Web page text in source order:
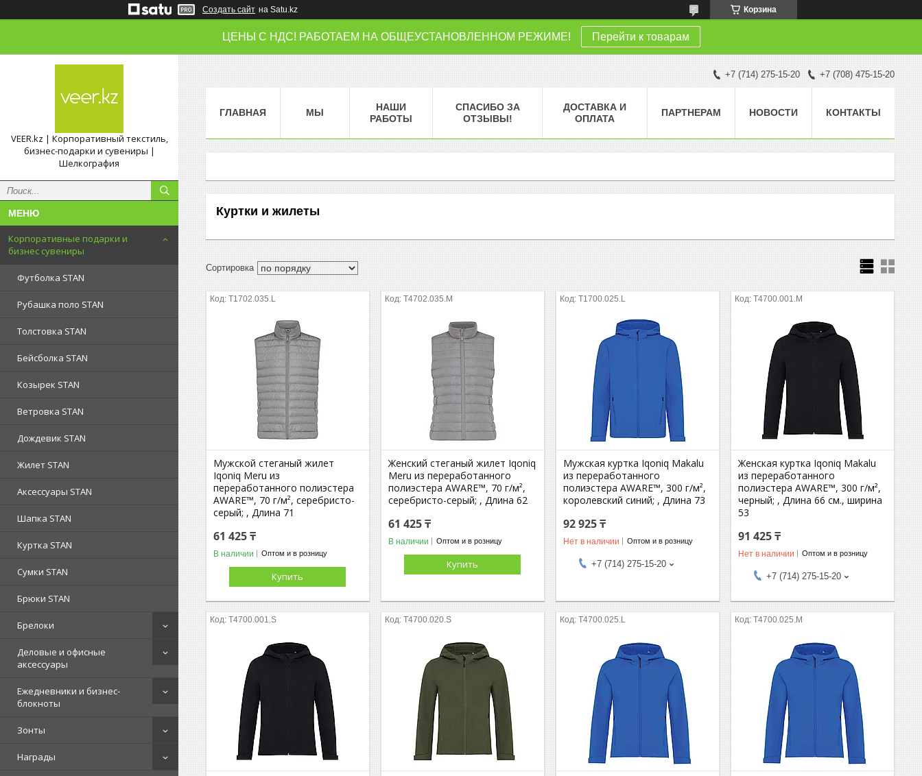
Создать сайт на Satu.kz Корзина
ЦЕНЫ С НДС! РАБОТАЕМ НА ОБЩЕУСТАНОВЛЕННОМ РЕЖИМЕ! Перейти к товарам
VEER.kz | Корпоративный текстиль,
бизнес-подарки и сувениры |
Шелкография
Корпоративные подарки и
бизнес сувениры
Футболка STAN
Рубашка поло STAN
Толстовка STAN
Бейсболка STAN
Козырек STAN
Ветровка STAN
Дождевик STAN
Жилет STAN
Аксессуары STAN
Шапка STAN
Куртка STAN
Сумки STAN
Брюки STAN
Брелоки
Деловые и офисные
аксессуары
Ежедневники и бизнес-
блокноты
Зонты
Награды
+7 (714) 275-15-20 +7 (708) 475-15-20
ГЛАВНАЯ МЫ
НАШИ
РАБОТЫ
СПАСИБО ЗА
ОТЗЫВЫ!
ДОСТАВКА И
ОПЛАТА
ПАРТНЕРАМ НОВОСТИ КОНТАКТЫ
Куртки и жилеты
T1702.035.L
Мужской стеганый жилет
Iqoniq Meru из
переработанного полиэстера
AWARE™, 70 г/м², серебристо-
серый; , Длина 71
61 425 ₸
В наличии Оптом и в розницу
Купить
T4702.035.M
Женский стеганый жилет Iqoniq
Meru из переработанного
полиэстера AWARE™, 70 г/м²,
серебристо-серый; , Длина 62
61 425 ₸
В наличии Оптом и в розницу
Купить
T1700.025.L
Мужская куртка Iqoniq Makalu
из переработанного
полиэстера AWARE™, 300 г/м²,
королевский синий; , Длина 73
92 925 ₸
Нет в наличии Оптом и в розницу
+7 (714) 275-15-20
T4700.001.M
Женская куртка Iqoniq Makalu
из переработанного
полиэстера AWARE™, 300 г/м²,
черный; , Длина 66 см., ширина
53
91 425 ₸
Нет в наличии Оптом и в розницу
+7 (714) 275-15-20
T4700.001.S T4700.020.S T4700.025.L T4700.025.M